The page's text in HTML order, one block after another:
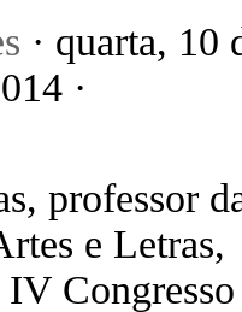
· quarta, 10
·
professor
e Letras,
IV Congresso